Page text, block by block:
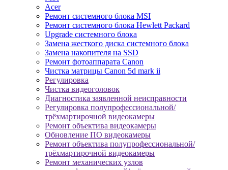
Acer
Ремонт системного блока MSI
Ремонт системного блока Hewlett Packard
Upgrade системного блока
Замена жесткого диска системного блока
Замена накопителя на SSD
Ремонт фотоаппарата Canon
Чистка матрицы Canon 5d mark ii
Регулировка
Чистка видеоголовок
Диагностика заявленной неисправности
Регулировка полупрофессиональной/
трёхмартирочной видеокамеры
Ремонт объектива видеокамеры
Обновление ПО видеокамеры
Ремонт объектива полупрофессиональной/
трёхмартирочной видеокамеры
Ремонт механических узлов